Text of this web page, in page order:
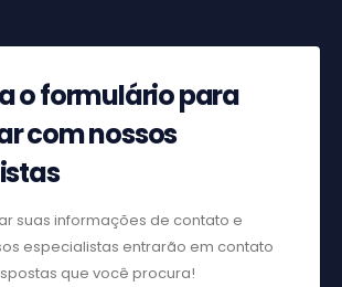
o formulário para
com nossos
suas informações de contato e
especialistas entrarão em contato
que você procura!